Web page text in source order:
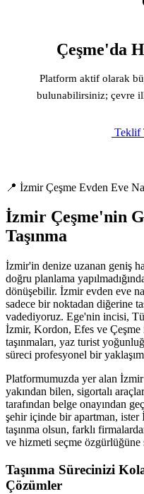
Çeşme'da
Platform aktif olarak
bulunabilirsiniz; çevre
Teklif
📍 İzmir Çeşme Evden Eve
İzmir Çeşme'nin
Taşınma
İzmir'in denize uzanan geniş
doğru planlama
dönüşebilir. İzmir evden eve
sadece bir noktadan diğerine
vadediyoruz. Ege'nin incisi,
İzmir, Kordon, Efes ve
taşınmaları, yaz turist
süreci profesyonel bir
Platformumuzda yer alan
yakından bilen, sigortalı
tarafından belge onayından
şehir içinde bir apartman,
taşınma olsun, farklı
ve hizmeti seçme özgürlüğüne
Taşınma Sürecinizi
Çözümler